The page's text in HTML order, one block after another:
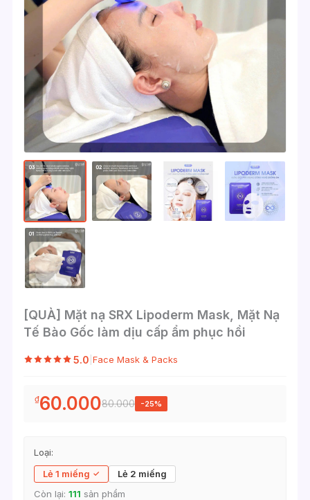
[QUÀ] Mặt nạ SRX Lipoderm Mask, Mặt Nạ
Tế Bào Gốc làm dịu cấp ẩm phục hồi
5.0 |Face Mask & Packs
₫60.00080.000 -25%
Loại:
Lẻ 1 miếng
Lẻ 2 miếng
Còn lại:111 sản phẩm